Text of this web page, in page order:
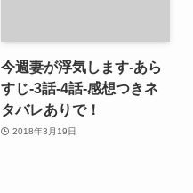
今週妻が浮気します-あら
すじ-3話-4話-感想つきネ
タバレありで！
2018年3月19日